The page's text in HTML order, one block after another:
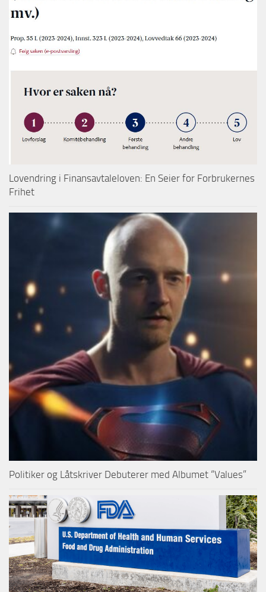
Lovendring i Finansavtaleloven: En Seier for Forbrukernes
Frihet
Politiker og Låtskriver Debuterer med Albumet “Values”